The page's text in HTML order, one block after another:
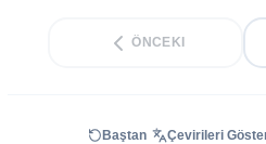
ÖNCEKI
Baştan Çevirileri